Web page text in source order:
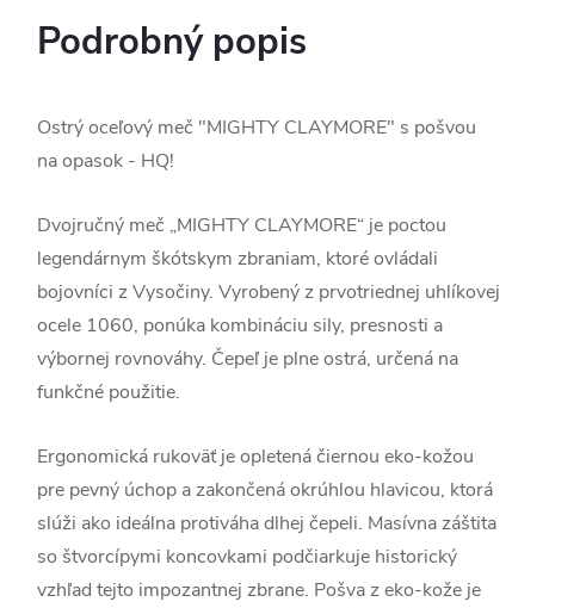
Podrobný popis
Ostrý oceľový meč "MIGHTY CLAYMORE" s pošvou
na opasok - HQ!
Dvojručný meč „MIGHTY CLAYMORE“ je poctou
legendárnym škótskym zbraniam, ktoré ovládali
bojovníci z Vysočiny. Vyrobený z prvotriednej uhlíkovej
ocele 1060, ponúka kombináciu sily, presnosti a
výbornej rovnováhy. Čepeľ je plne ostrá, určená na
funkčné použitie.
Ergonomická rukoväť je opletená čiernou eko-kožou
pre pevný úchop a zakončená okrúhlou hlavicou, ktorá
slúži ako ideálna protiváha dlhej čepeli. Masívna záštita
so štvorcípymi koncovkami podčiarkuje historický
vzhľad tejto impozantnej zbrane. Pošva z eko-kože je